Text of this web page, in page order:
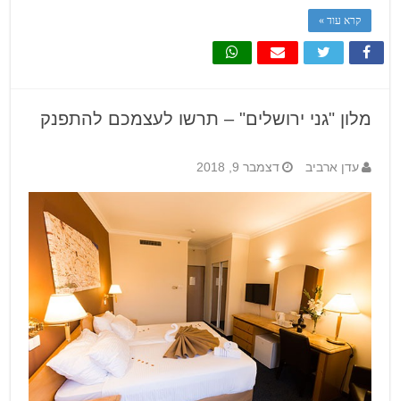
קרא עוד »
מלון "גני ירושלים" – תרשו לעצמכם להתפנק
עדן ארביב דצמבר 9, 2018